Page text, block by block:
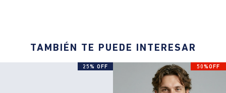
TAMBIÉN TE PUEDE INTERESAR
25% OFF 50%OFF